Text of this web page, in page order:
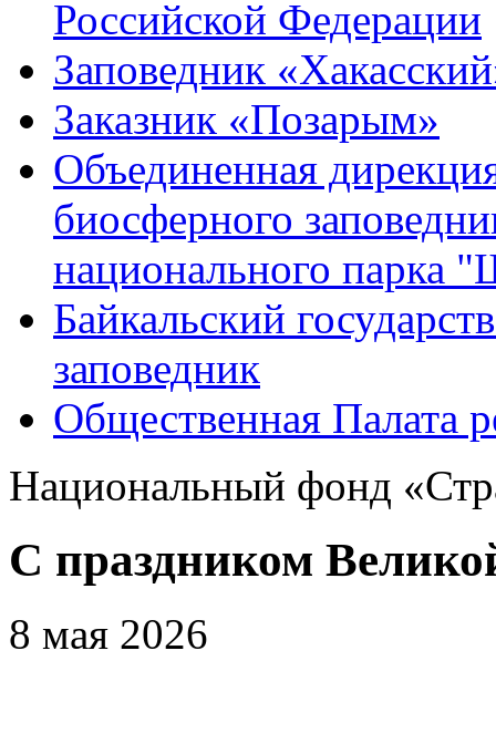
Российской Федерации
Заповедник
Заказник «Позарым»
Объединенная
биосферного
национального парка
Байкальский
заповедник
Общественная Палата
Национальный фонд
С праздником
8 мая 2026